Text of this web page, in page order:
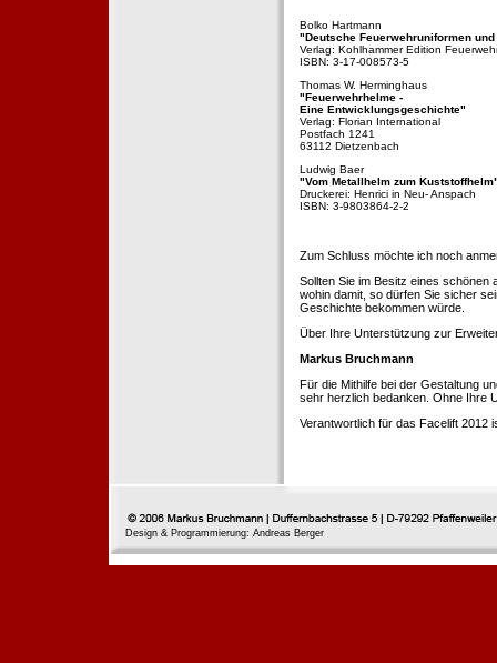
Bolko Hartmann
"Deutsche Feuerwehruniformen
Verlag: Kohlhammer Edition
ISBN: 3-17-008573-5
Thomas W. Herminghaus
"Feuerwehrhelme -
Eine Entwicklungsgeschichte"
Verlag: Florian International
Postfach 1241
63112 Dietzenbach
Ludwig Baer
"Vom Metallhelm zum
Druckerei: Henrici in Neu- Anspach
ISBN: 3-9803864-2-2
Zum Schluss möchte ich noch
Sollten Sie im Besitz eines schönen
wohin damit, so dürfen Sie sicher
Geschichte bekommen würde.
Über Ihre Unterstützung zur
Markus Bruchmann
Für die Mithilfe bei der Gestaltung
sehr herzlich bedanken. Ohne Ihre
Verantwortlich für das Facelift 2012
Design & Programmierung: Andreas Berger